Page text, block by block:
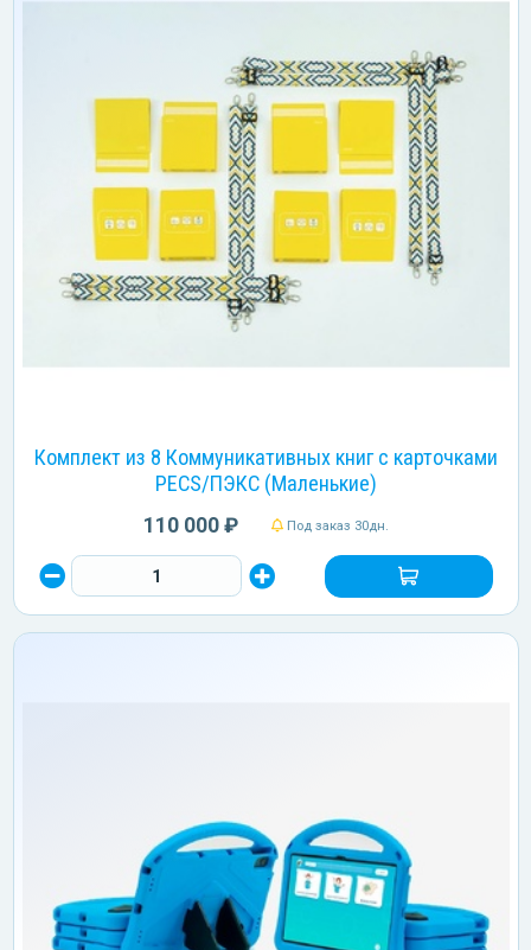
Комплект из 8 Коммуникативных книг с карточками
PECS/ПЭКС (Маленькие)
110 000 ₽ Под заказ 30дн.